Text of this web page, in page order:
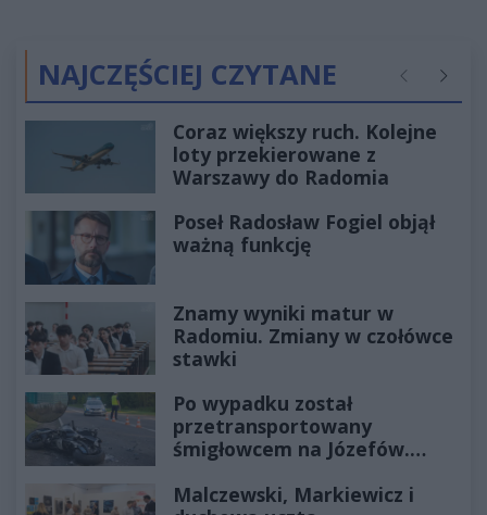
NAJCZĘŚCIEJ CZYTANE Poprzednie
Coraz większy ruch. Kolejne
loty przekierowane z
Warszawy do Radomia
Poseł Radosław Fogiel objął
ważną funkcję
Znamy wyniki matur w
Radomiu. Zmiany w czołówce
stawki
Po wypadku został
przetransportowany
śmigłowcem na Józefów.
Malczewski, Markiewicz i